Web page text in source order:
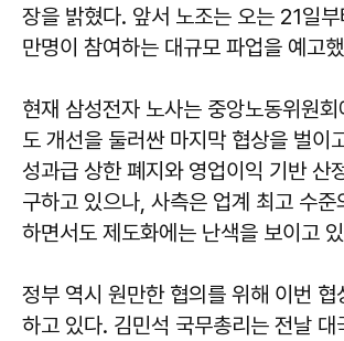
장을 밝혔다. 앞서 노조는 오는 21일
만명이 참여하는 대규모 파업을 예고
현재 삼성전자 노사는 중앙노동위원회
도 개선을 둘러싼 마지막 협상을 벌이
성과급 상한 폐지와 영업이익 기반 산
구하고 있으나, 사측은 업계 최고 수준
하면서도 제도화에는 난색을 보이고
정부 역시 원만한 협의를 위해 이번 협
하고 있다. 김민석 국무총리는 전날 대